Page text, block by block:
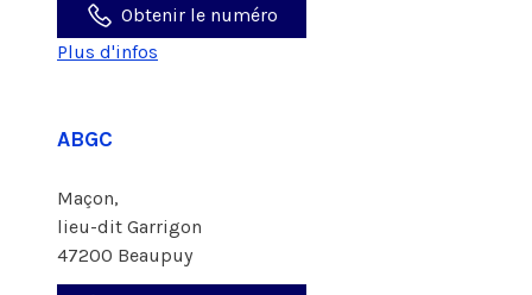
Obtenir le numéro
Plus d'infos
ABGC
Maçon,
lieu-dit Garrigon
47200 Beaupuy